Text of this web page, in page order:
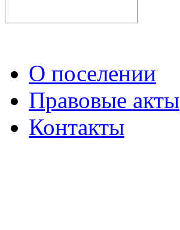
О поселении
Правовые акты
Контакты